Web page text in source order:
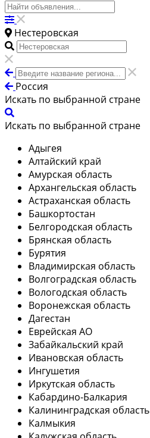
Нестеровская
Россия
Искать по выбранной стране
Искать по выбранной стране
Адыгея
Алтайский край
Амурская область
Архангельская область
Астраханская область
Башкортостан
Белгородская область
Брянская область
Бурятия
Владимирская область
Волгоградская область
Вологодская область
Воронежская область
Дагестан
Еврейская АО
Забайкальский край
Ивановская область
Ингушетия
Иркутская область
Кабардино-Балкария
Калининградская область
Калмыкия